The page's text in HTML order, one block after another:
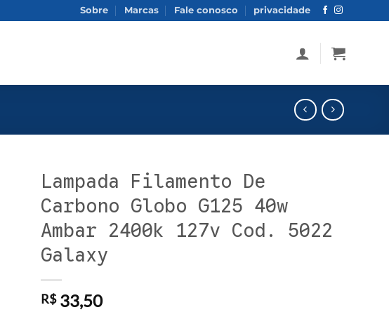
Sobre Marcas Fale conosco privacidade
Lampada Filamento De
Carbono Globo G125 40w
Ambar 2400k 127v Cod. 5022
Galaxy
R$33,50